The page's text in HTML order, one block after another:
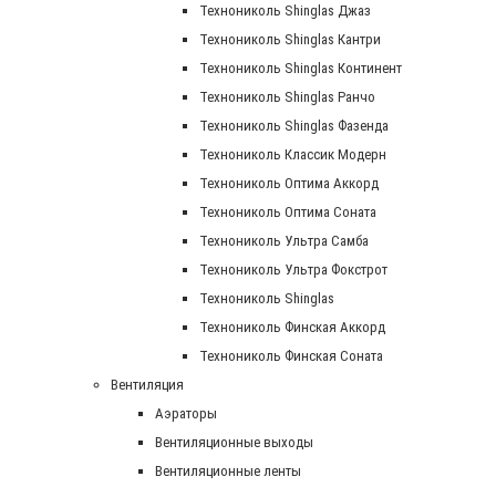
Технониколь Shinglas Джаз
Технониколь Shinglas Кантри
Технониколь Shinglas Континент
Технониколь Shinglas Ранчо
Технониколь Shinglas Фазенда
Технониколь Классик Модерн
Технониколь Оптима Аккорд
Технониколь Оптима Соната
Технониколь Ультра Самба
Технониколь Ультра Фокстрот
Технониколь Shinglas
Технониколь Финская Аккорд
Технониколь Финская Соната
Вентиляция
Аэраторы
Вентиляционные выходы
Вентиляционные ленты